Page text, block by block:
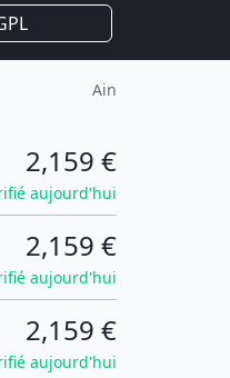
Ain
2,159 €
aujourd'hui
2,159 €
aujourd'hui
2,159 €
aujourd'hui